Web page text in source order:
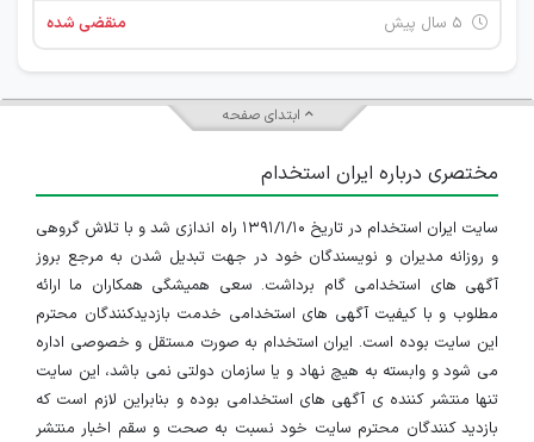
منقضی شده
ابتدای صفحه
مختصری درباره ایران استخدام
سایت ایران استخدام در تاریخ ۱۳۹۱/۱/۱۰ راه اندازی شد و با تلاش گروهی
و روزانه مدیران و نویسندگان خود در جهت تبدیل شدن به مرجع بروز
آگهی های استخدامی گام برداشت. سعی همیشگی همکاران ما ارائه
مطلوب و با کیفیت آگهی های استخدامی خدمت بازدیدکنندگان محترم
این سایت بوده است. ایران استخدام به صورت مستقل و خصوصی اداره
می شود و وابسته به هیچ نهاد و یا سازمان دولتی نمی باشد، این سایت
تنها منتشر کننده ی آگهی های استخدامی بوده و بنابراین لازم است که
بازدید کنندگان محترم سایت خود نسبت به صحت و سقم اخبار منتشر